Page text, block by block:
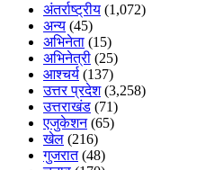
अंतर्राष्ट्रीय (1,072)
अन्य (45)
अभिनेता (15)
अभिनेत्री (25)
आश्चर्य (137)
उत्तर प्रदेश(3,258)
उत्तराखंड (71)
एजुकेशन(65)
खेल (216)
गुजरात(48)